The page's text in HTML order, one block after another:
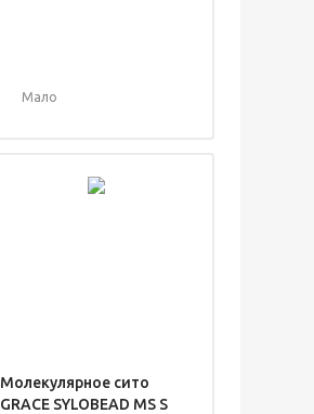
Мало
Молекулярное сито
GRACE SYLOBEAD MS S